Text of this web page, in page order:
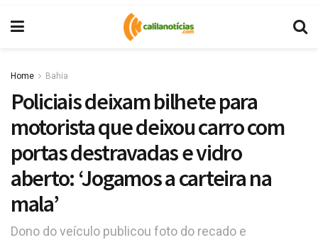
Home Bahia
Policiais deixam bilhete para
motorista que deixou carro com
portas destravadas e vidro
aberto: ‘Jogamos a carteira na
mala’
Dono do veículo publicou foto do recado e